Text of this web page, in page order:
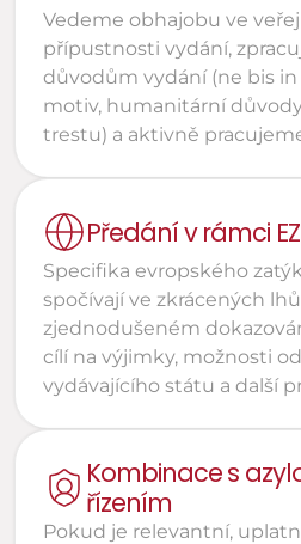
Vedeme obhajobu ve
přípustnosti vydání,
důvodům vydání (ne bis
motiv, humanitární
trestu) a aktivně
Předání v rámci
Specifika evropského
spočívají ve zkrácených
zjednodušeném
cílí na výjimky, možnosti
vydávajícího státu a další
Kombinace s
řízením
Pokud je relevantní,